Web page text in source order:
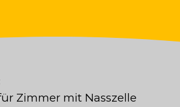
Zimmer mit Nasszelle